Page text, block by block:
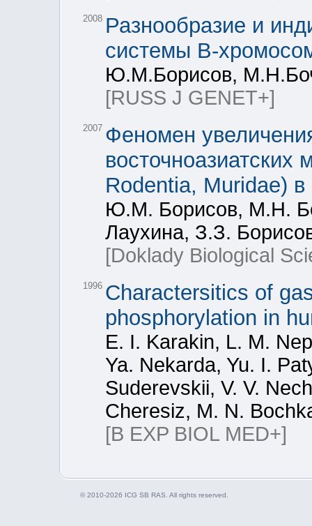
2008 Разнообразие и
системы В-
Ю.М.Борисов,
[RUSS J GENET+]
2007 Феномен
Rodentia, Muridae)
Ю.М. Борисов, М.Н.
Лаухина, З.З.
[Doklady Biological
1996 Charactersitics of
phosphorylation in
E. I. Karakin, L. M.
Ya. Nekarda, Yu. I.
Suderevskii, V. V.
Cheresiz, M. N.
[B EXP BIOL MED+]
© 2010-2026 ICG SB RAS. All rights reserved.